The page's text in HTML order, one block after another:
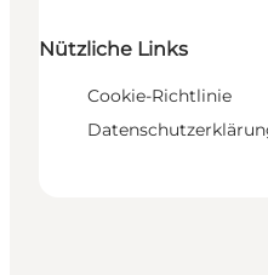
Nützliche Links
Cookie-Richtlinie